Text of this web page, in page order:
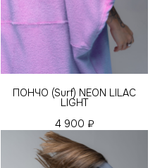
ПОНЧО (Surf) NEON LILAC
LIGHT
4 900 ₽